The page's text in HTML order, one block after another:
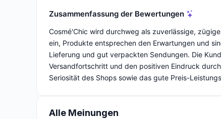
Zusammenfassung der Bewertungen
Cosmé'Chic wird durchweg als zuverlässige,
ein, Produkte entsprechen den Erwartungen und
Lieferung und gut verpackten Sendungen. Die
Versandfortschritt und den positiven Eindruck
Seriosität des Shops sowie das gute Preis-
Alle Meinungen